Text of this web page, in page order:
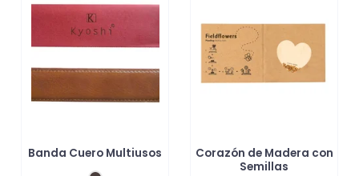
invitados con regalos personalizados que reflejen tu estilo y
Banda Cuero Multiusos
Corazón de Madera con
Semillas